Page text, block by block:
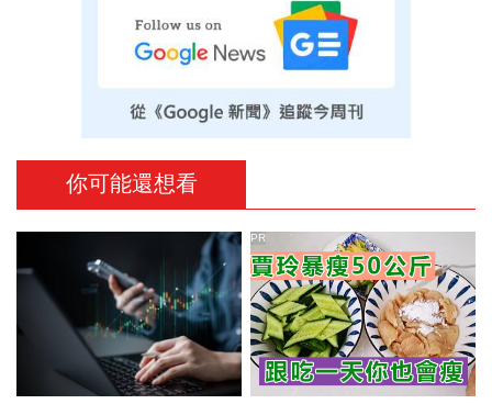
你可能還想看
PR